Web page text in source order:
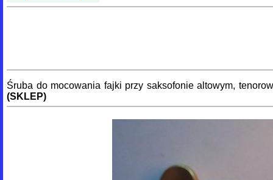
Śruba do mocowania fajki przy saksofonie altowym,
(SKLEP)